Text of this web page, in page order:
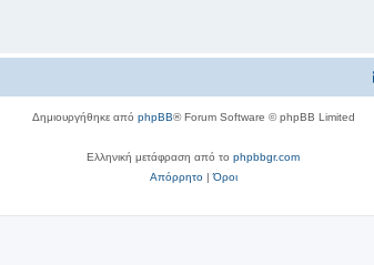
Δημιουργήθηκε από phpBB® Forum Software © phpBB Limited
Ελληνική μετάφραση από το phpbbgr.com
Απόρρητο|Όροι